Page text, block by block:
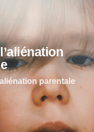
parentale